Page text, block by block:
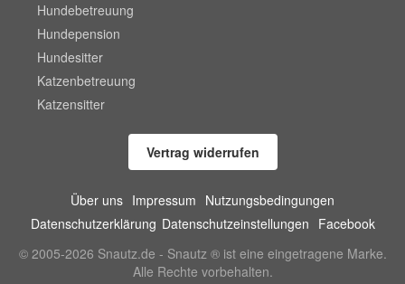
Hundebetreuung
Hundepension
Hundesitter
Katzenbetreuung
Katzensitter
Vertrag widerrufen
Über uns Impressum Nutzungsbedingungen
Datenschutzerklärung Datenschutzeinstellungen Facebook
© 2005-2026 Snautz.de - Snautz ® ist eine eingetragene Marke.
Alle Rechte vorbehalten.